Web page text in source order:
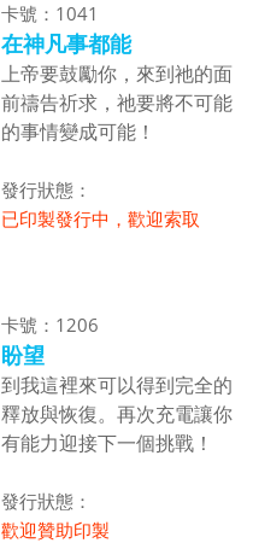
卡號：1041
在神凡事都能
上帝要鼓勵你，來到祂的面
前禱告祈求，祂要將不可能
的事情變成可能！
發行狀態：
已印製發行中，歡迎索取
卡號：1206
盼望
到我這裡來可以得到完全的
釋放與恢復。再次充電讓你
有能力迎接下一個挑戰！
發行狀態：
歡迎贊助印製